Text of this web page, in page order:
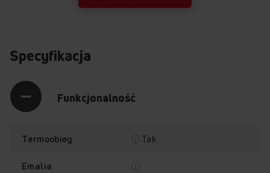
Specyfikacja
Funkcjonalność
Termoobieg Tak
Emalia